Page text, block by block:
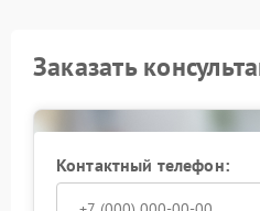
Заказать
Контактный телефон: